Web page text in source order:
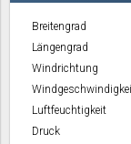
Breitengrad
Längengrad
Windrichtung
Luftfeuchtigkeit
Druck